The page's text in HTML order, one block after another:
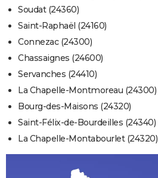
Soudat (24360)
Saint-Raphaël (24160)
Connezac (24300)
Chassaignes (24600)
Servanches (24410)
La Chapelle-Montmoreau (24300)
Bourg-des-Maisons (24320)
Saint-Félix-de-Bourdeilles (24340)
La Chapelle-Montabourlet (24320)